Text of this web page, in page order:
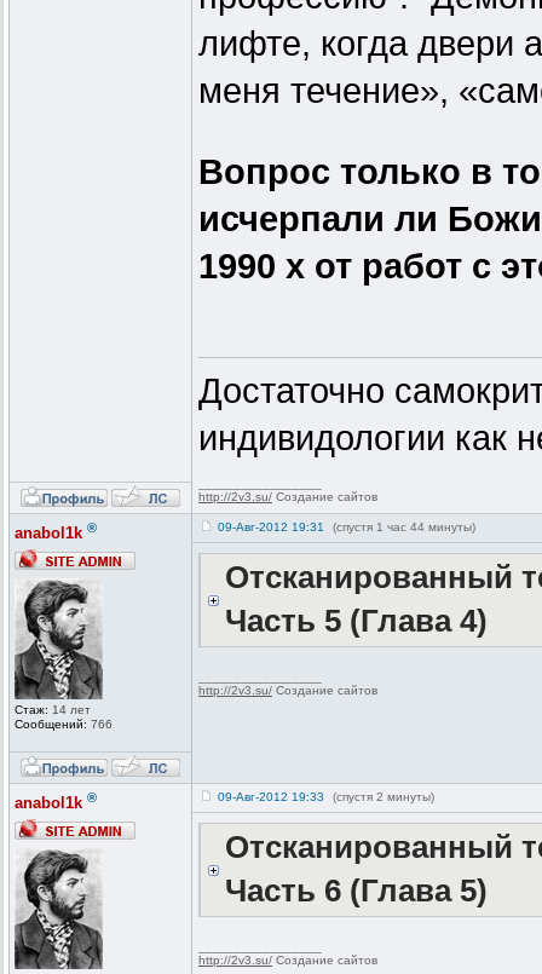
лифте, когда двери
меня течение»,
Вопрос только в
исчерпали ли
1990 х от работ с
Достаточно
индивидологии как
http://2v3.su/ Создание сайтов
anabol1k ®
Стаж: 14 лет
Сообщений: 766
09-Авг-2012 19:31 (спустя 1 час 44 минуты)
Отсканированный
Часть 5 (Глава 4)
http://2v3.su/ Создание сайтов
anabol1k ® 09-Авг-2012 19:33 (спустя 2 минуты)
Отсканированный
Часть 6 (Глава 5)
http://2v3.su/ Создание сайтов